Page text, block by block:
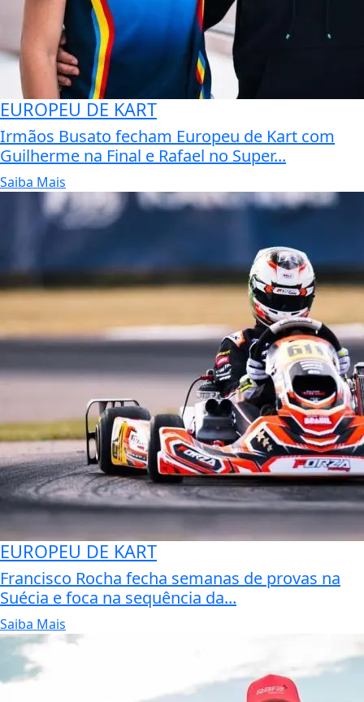
EUROPEU DE KART
Irmãos Busato fecham Europeu de Kart com
Guilherme na Final e Rafael no Super...
Saiba Mais
EUROPEU DE KART
Francisco Rocha fecha semanas de provas na
Suécia e foca na sequência da...
Saiba Mais